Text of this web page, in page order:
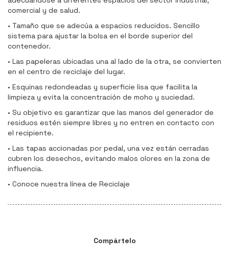
comercial y de salud.
• Tamaño que se adecúa a espacios reducidos. Sencillo
sistema para ajustar la bolsa en el borde superior del
contenedor.
• Las papeleras ubicadas una al lado de la otra, se convierten
en el centro de reciclaje del lugar.
• Esquinas redondeadas y superficie lisa que facilita la
limpieza y evita la concentración de moho y suciedad.
• Su objetivo es garantizar que las manos del generador de
residuos estén siempre libres y no entren en contacto con
el recipiente.
• Las tapas accionadas por pedal, una vez están cerradas
cubren los desechos, evitando malos olores en la zona de
influencia.
• Conoce nuestra línea de Reciclaje
Compártelo